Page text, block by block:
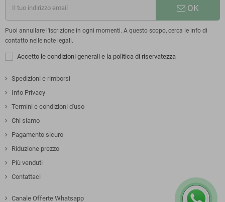
OK
Puoi annullare l'iscrizione in ogni momenti. A questo scopo, cerca le info di
contatto nelle note legali.
Accetto le condizioni generali e la politica di riservatezza
Spedizioni e rimborsi
Info Privacy
Termini e condizioni d'uso
Chi siamo
Pagamento sicuro
Riduzione prezzo
Più venduti
Contattaci
Canale Offerte Whatsapp